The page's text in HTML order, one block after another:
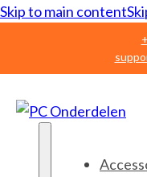
Skip to main content